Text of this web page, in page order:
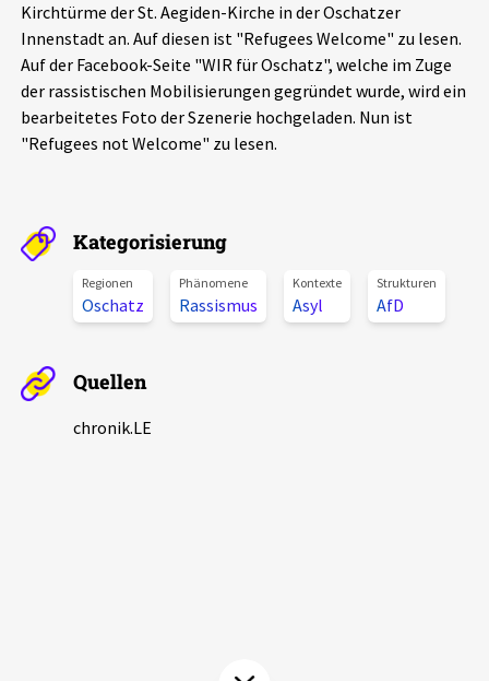
Leipziger Zustände
Schlaglichter
Phänomene
Veranstaltungen
Podcasts
Über uns
Kontakt
Unterstützer_innen
Kirchtürme der St. Aegiden-Kirche in der Oschatzer
Innenstadt an. Auf diesen ist "Refugees Welcome" zu lesen.
Auf der Facebook-Seite "WIR für Oschatz", welche im Zuge
der rassistischen Mobilisierungen gegründet wurde, wird ein
bearbeitetes Foto der Szenerie hochgeladen. Nun ist
"Refugees not Welcome" zu lesen.
Kategorisierung
Regionen
Oschatz
Phänomene
Rassismus
Kontexte
Asyl
Strukturen
AfD
Quellen
chronik.LE